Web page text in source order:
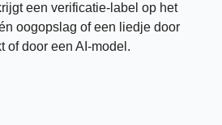
een verificatie-label op het
oogopslag of een liedje door
of door een AI-model.